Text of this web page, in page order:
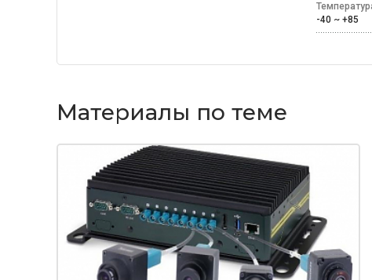
-40 ~ +85
Материалы по теме